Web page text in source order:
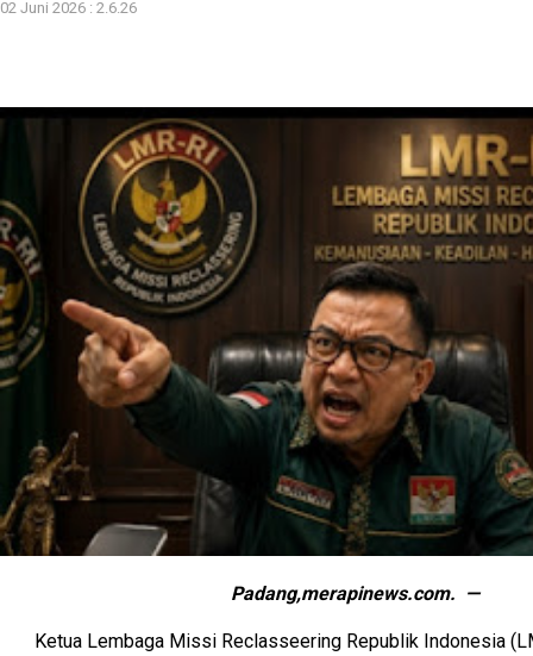
02 Juni 2026 : 2.6.26
Padang,merapinews.com. —
Ketua Lembaga Missi Reclasseering Republik Indonesia